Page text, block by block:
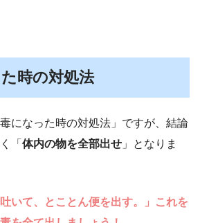
時の対処法
になった時の対処法」ですが、結論
「 体内の物を全部出せ 」となりま
吐いて、とことん便を出す。」これを